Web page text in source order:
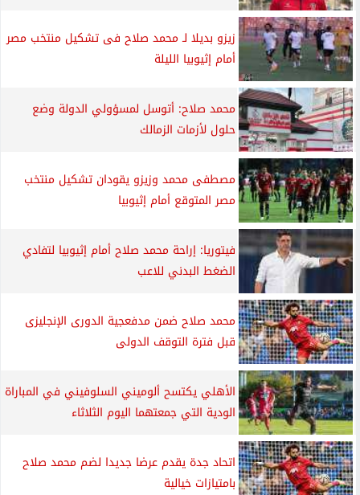
زيزو بديلا لـ محمد صلاح فى تشكيل منتخب مصر
أمام إثيوبيا الليلة
محمد صلاح: أتوسل لمسؤولي الدولة وضع
حلول لأزمات الزمالك
مصطفى محمد وزيزو يقودان تشكيل منتخب
مصر المتوقع أمام إثيوبيا
فيتوريا: إراحة محمد صلاح أمام إثيوبيا لتفادي
الضغط البدني للاعب
محمد صلاح ضمن مدفعجية الدورى الإنجليزى
قبل فترة التوقف الدولى
الأهلي يكتسح ألوميني السلوفيني في المباراة
الودية التي جمعتهما اليوم الثلاثاء
اتحاد جدة يقدم عرضا جديدا لضم محمد صلاح
بامتيازات خيالية